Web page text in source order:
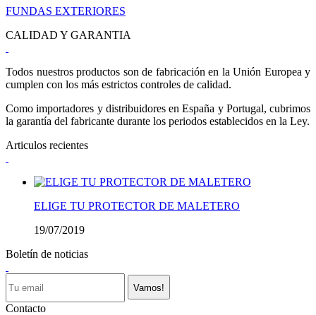
FUNDAS EXTERIORES
CALIDAD Y GARANTIA
Todos nuestros productos son de fabricación en la Unión Europea y
cumplen con los más estrictos controles de calidad.
Como importadores y distribuidores en España y Portugal, cubrimos
la garantía del fabricante durante los periodos establecidos en la Ley.
Articulos recientes
ELIGE TU PROTECTOR DE MALETERO
19/07/2019
Boletín de noticias
Vamos!
Contacto